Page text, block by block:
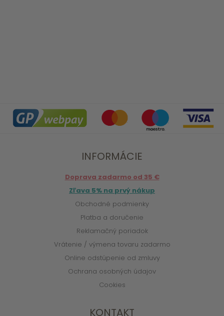
INFORMÁCIE
Doprava zadarmo od 35 €
Zľava 5% na prvý nákup
Obchodné podmienky
Platba a doručenie
Reklamačný poriadok
Vrátenie / výmena tovaru zadarmo
Online odstúpenie od zmluvy
Ochrana osobných údajov
Cookies
KONTAKT